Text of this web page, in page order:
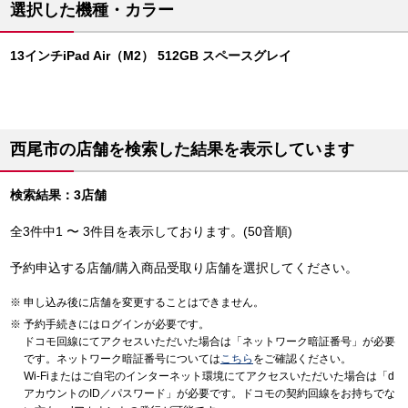
選択した機種・カラー
13インチiPad Air（M2） 512GB スペースグレイ
西尾市の店舗を検索した結果を表示しています
検索結果：3店舗
全3件中1 〜 3件目を表示しております。(50音順)
予約申込する店舗/購入商品受取り店舗を選択してください。
申し込み後に店舗を変更することはできません。
予約手続きにはログインが必要です。
ドコモ回線にてアクセスいただいた場合は「ネットワーク暗証番号」が必要
です。ネットワーク暗証番号についてはこちら をご確認ください。
Wi-Fiまたはご自宅のインターネット環境にてアクセスいただいた場合は「d
アカウントのID／パスワード」が必要です。ドコモの契約回線をお持ちでな